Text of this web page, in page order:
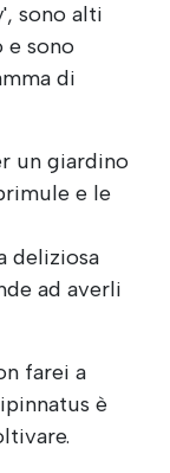
sono alti
e sono
di
un giardino
e le
deliziosa
ad averli
farei a
è